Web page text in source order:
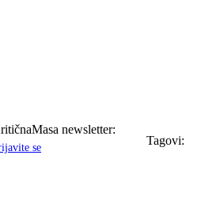
newsletter:
se
Tagovi: